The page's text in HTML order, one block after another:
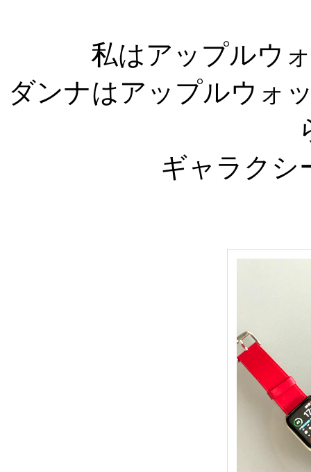
私はアップルウ
ダンナはアップルウォ
ギャラクシ